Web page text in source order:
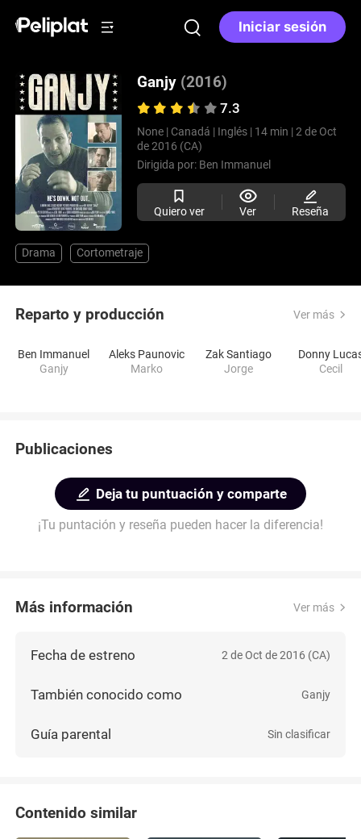
Iniciar sesión
Ganjy (2016)
7.3
None | Canadá | Inglés | 14 min | 2 de Oct
de 2016 (CA)
Dirigida por: Ben Immanuel
Quiero ver Ver Reseña
Drama Cortometraje
Reparto y producción Ver más
Ben Immanuel
Ganjy
Aleks Paunovic
Marko
Zak Santiago
Jorge
Donny
Cecil
Publicaciones
Deja tu puntuación y comparte
¡Tu puntación y reseña pueden hacer la diferencia!
Más información Ver más
Fecha de estreno 2 de Oct de 2016 (CA)
También conocido como Ganjy
Guía parental Sin clasificar
Contenido similar